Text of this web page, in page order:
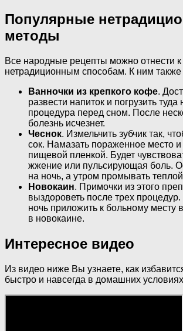
Популярные
методы
Все народные рецепты можно отнести к
нетрадиционным способам. К ним также
Ванночки из крепкого кофе.
развести напиток и погрузить
процедура перед сном. После
болезнь исчезнет.
Чеснок. Измельчить зубчик так,
сок. Намазать пораженное место и
пищевой пленкой. Будет
жжение или пульсирующая боль.
на ночь, а утром промывать
Новокаин. Примочки из этого
выздороветь после трех
ночь приложить к больному месту
в новокаине.
Интересное видео
Из видео ниже Вы узнаете, как
быстро и навсегда в домашних